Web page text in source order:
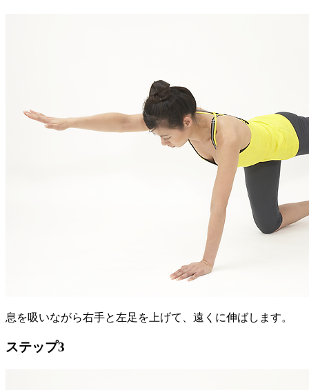
息を吸いながら右手と左足を上げて、遠くに伸ばします。
ステップ3